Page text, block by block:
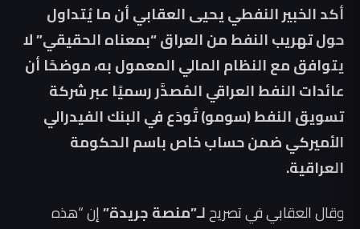
أكد الخبير النفطي يحيى العقابي أن ما يُتداول
حول تهريب النفط من العراق “بمعناه الحقيقي” لا
يتوافق مع النظام المالي المعمول به، موضحًا أن
عائدات النفط العراقي المُصدَّر رسميًا عبر شركة
تسويق النفط (سومو) تُودَع في البنك الفيدرالي
الأميركي ضمن حساب خاص باسم الحكومة
العراقية.
وقال العقابي في تصريحلـ”منصة جريدة”إن “هذه